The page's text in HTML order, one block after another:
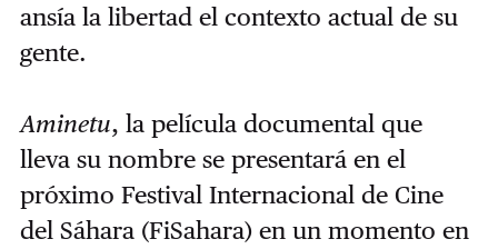
ansía la libertad el contexto actual de su
gente.
Aminetu, la película documental que
lleva su nombre se presentará en el
próximo Festival Internacional de Cine
del Sáhara (FiSahara) en un momento en